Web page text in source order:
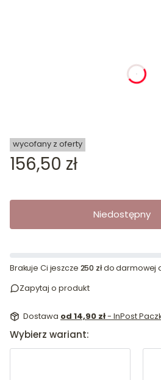
wycofany z oferty
Cena
156,50 zł
Niedostępny
Brakuje Ci jeszcze 250 złdo darmowej
Zapytaj o produkt
Dostawa od 14,90 zł- InPost
Wybierz wariant: